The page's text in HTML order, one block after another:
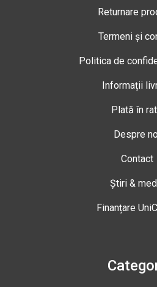
Returnare
Termeni și
Politica de
Informații
Plată în
Despre
Contact
Știri &
Finanțare